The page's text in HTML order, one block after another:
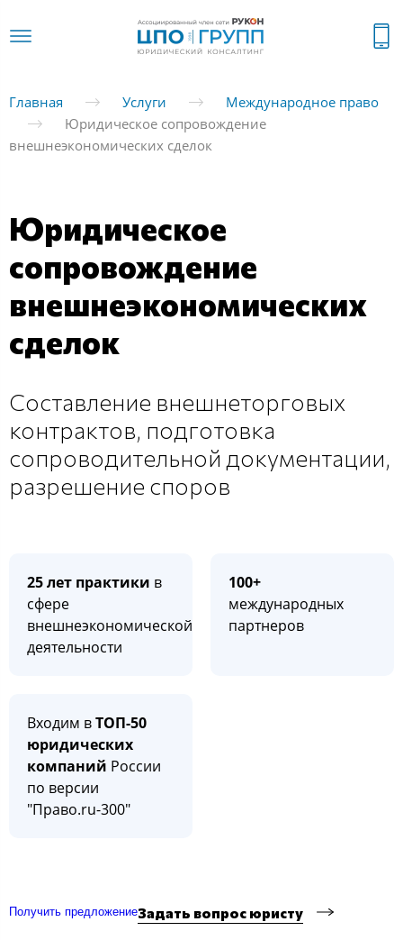
Главная Услуги
Международное право
Юридическое сопровождение
внешнеэкономических сделок
Юридическое
сопровождение
внешнеэкономических
сделок
Составление внешнеторговых
контрактов, подготовка
сопроводительной документации,
разрешение споров
25 лет практики в
сфере
внешнеэкономической
деятельности
100+
международных
партнеров
Входим вТОП-50
юридических
компаний России
по версии
"Право.ru-300"
Получить предложениеЗадать вопрос юристу